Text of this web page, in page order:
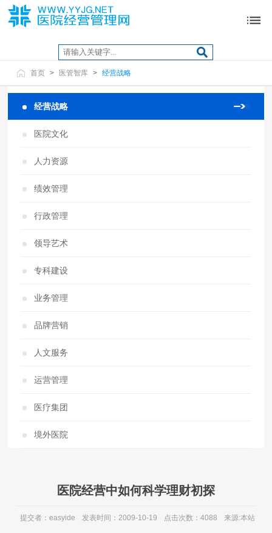
首页 > 医管智库 > 经营战略
经营战略
医院文化
人力资源
绩效管理
行政管理
领导艺术
专科建设
业务管理
品牌营销
人文服务
运营管理
医疗集团
境外医院
医院经营中如何科学理财初探
提交者：easyide 发表时间：2009-10-19 点击次数：4088 来源:本站